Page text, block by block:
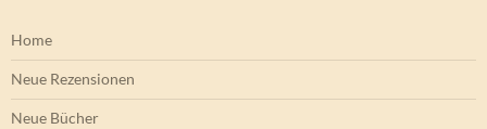
Home
Neue Rezensionen
Neue Bücher